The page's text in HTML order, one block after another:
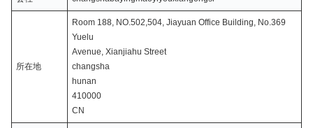
所在地
Room 188, NO.502,504, Jiayuan Office Building, No.369
Yuelu
Avenue, Xianjiahu Street
changsha
hunan
410000
CN